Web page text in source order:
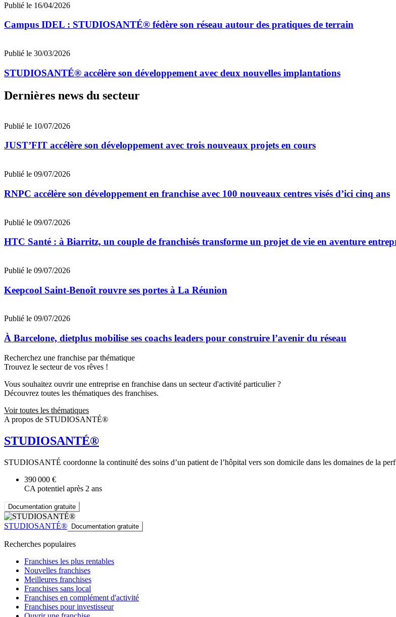
Publié le 16/04/2026
Campus IDEL : STUDIOSANTÉ® fédère son réseau autour des pratiques de terrain
Publié le 30/03/2026
STUDIOSANTÉ® accélère son développement avec deux nouvelles implantations
Dernières news du secteur
Publié le 10/07/2026
JUST’FIT accélère son développement avec trois nouveaux projets en cours
Publié le 09/07/2026
RNPC accélère son développement en franchise avec 100 nouveaux centres visés d’ici cinq ans
Publié le 09/07/2026
HTC Santé : à Biarritz, un couple de franchisés transforme un projet de vie en aventure
Publié le 09/07/2026
Keepcool Saint-Benoît rouvre ses portes à La Réunion
Publié le 09/07/2026
À Barcelone, dietplus mobilise ses coachs leaders pour construire l’avenir du réseau
Recherchez une franchise par thématique
Trouvez le secteur de vos rêves !
Vous souhaitez ouvrir une entreprise en franchise dans un secteur d'activité particulier ?
Découvrez toutes les thématiques des franchises.
Voir toutes les thématiques
A propos de STUDIOSANTÉ®
STUDIOSANTÉ®
STUDIOSANTÉ coordonne la continuité des soins d’un patient de l’hôpital vers son domicile dans les domaines de la
390 000 €
CA potentiel après 2 ans
Documentation gratuite
STUDIOSANTÉ® Documentation gratuite
Recherches populaires
Franchises les plus rentables
Nouvelles franchises
Meilleures franchises
Franchises sans local
Franchises en complément d'activité
Franchises pour investisseur